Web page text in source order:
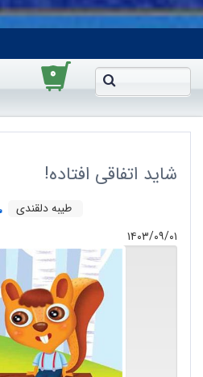
۰
شاید اتفاقی افتاده!
طیبه دلقندی
۱۴۰۳/۰۹/۰۱